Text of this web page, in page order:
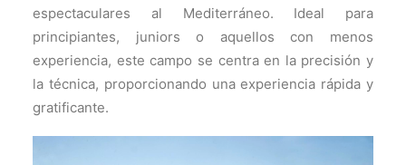
espectaculares al Mediterráneo. Ideal para
principiantes, juniors o aquellos con menos
experiencia, este campo se centra en la precisión y
la técnica, proporcionando una experiencia rápida y
gratificante.